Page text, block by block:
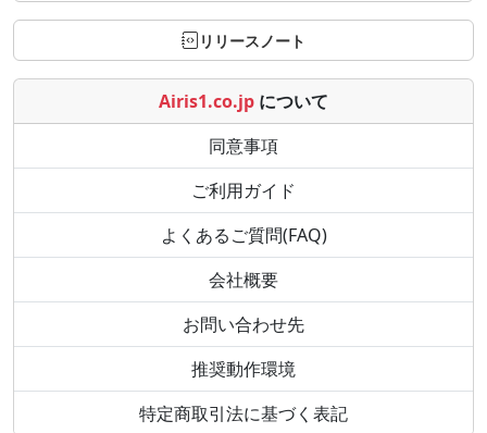
リリースノート
Airis1.co.jp について
同意事項
ご利用ガイド
よくあるご質問(FAQ)
会社概要
お問い合わせ先
推奨動作環境
特定商取引法に基づく表記